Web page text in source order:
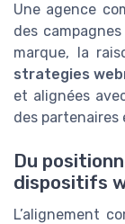
Une agence
des
marque, la
strategies
et alignées
des partenaires
Du
dispositifs
L’alignement